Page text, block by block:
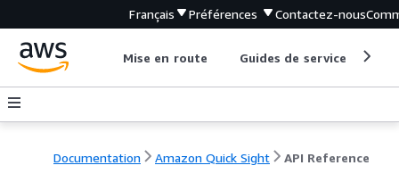
Français Préférences Contactez-nous
Mise en route Guides de service
Documentation Amazon Quick Sight API Reference